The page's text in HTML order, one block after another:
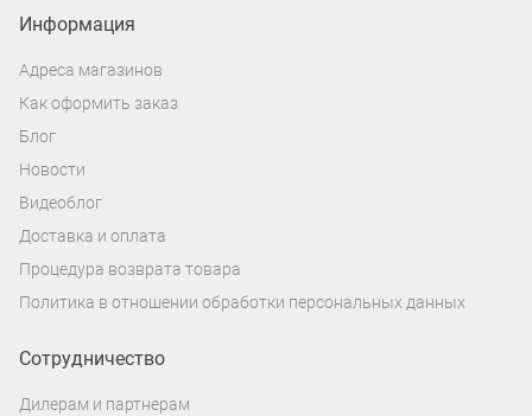
Информация
Адреса магазинов
Как оформить заказ
Блог
Новости
Видеоблог
Доставка и оплата
Процедура возврата товара
Политика в отношении обработки персональных данных
Сотрудничество
Дилерам и партнерам